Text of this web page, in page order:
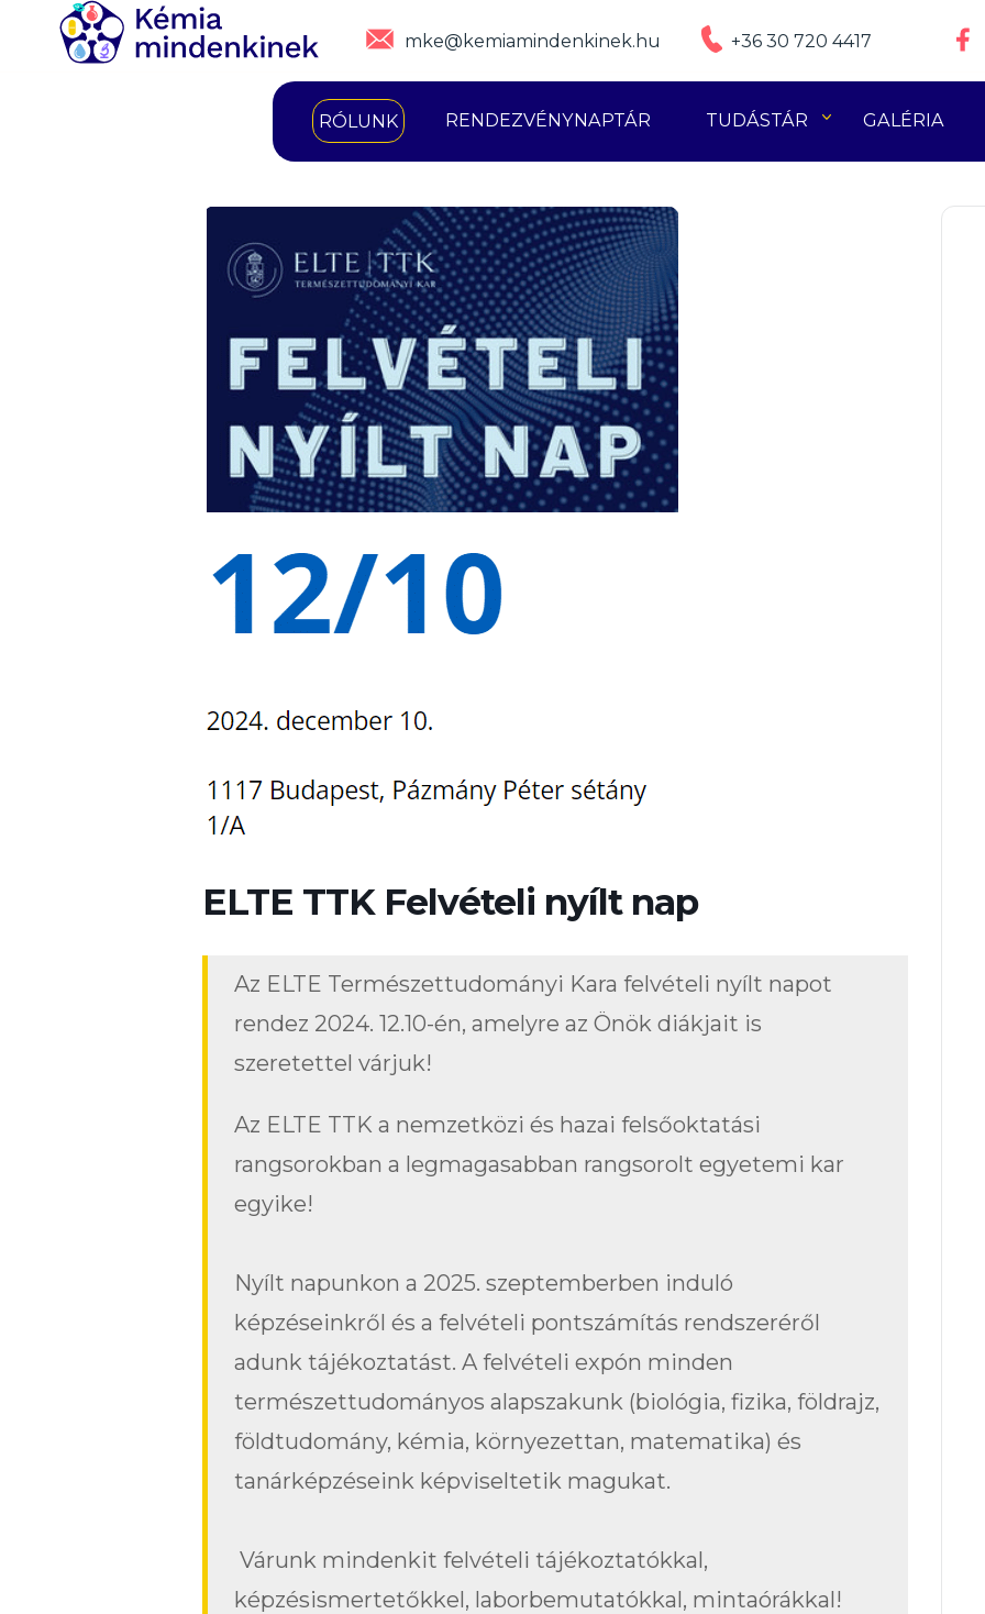
mke@kemiamindenkinek.hu +36 30 720 4417
RÓLUNK RENDEZVÉNYNAPTÁR TUDÁSTÁR GALÉRIA
ELTE TTK Felvételi nyílt nap
Az ELTE Természettudományi Kara felvételi nyílt napot
rendez 2024. 12.10-én, amelyre az Önök diákjait is
szeretettel várjuk!
Az ELTE TTK a nemzetközi és hazai felsőoktatási
rangsorokban a legmagasabban rangsorolt egyetemi kar
egyike!
Nyílt napunkon a 2025. szeptemberben induló
képzéseinkről és a felvételi pontszámítás rendszeréről
adunk tájékoztatást. A felvételi expón minden
természettudományos alapszakunk (biológia, fizika, földrajz,
földtudomány, kémia, környezettan, matematika) és
tanárképzéseink képviseltetik magukat.
Várunk mindenkit felvételi tájékoztatókkal,
képzésismertetőkkel, laborbemutatókkal, mintaórákkal!